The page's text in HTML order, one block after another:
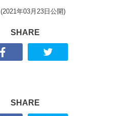
(2021年03月23日 公開)
SHARE
SHARE